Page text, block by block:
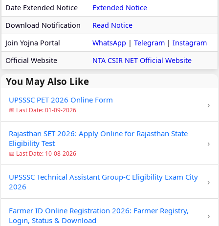
Date Extended Notice
Extended Notice
Download Notification
Read Notice
Join Yojna Portal
WhatsApp | Telegram | Instagram
Official Website
NTA CSIR NET Official Website
You May Also Like
UPSSSC PET 2026 Online Form
📅 Last Date: 01-09-2026 ›
Rajasthan SET 2026: Apply Online for Rajasthan State
Eligibility Test
📅 Last Date: 10-08-2026
›
UPSSSC Technical Assistant Group-C Eligibility Exam City
2026
›
Farmer ID Online Registration 2026: Farmer Registry,
Login, Status & Download
›